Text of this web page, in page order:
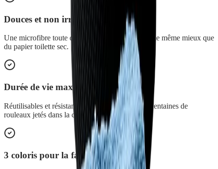
Douces et non irritantes
Une microfibre toute douce, humidifiée elle nettoie même mieux que
du papier toilette sec.
Durée de vie maximale
Réutilisables et résistantes, elles remplacent des centaines de
rouleaux jetés dans la cuvette.
3 coloris pour la famille